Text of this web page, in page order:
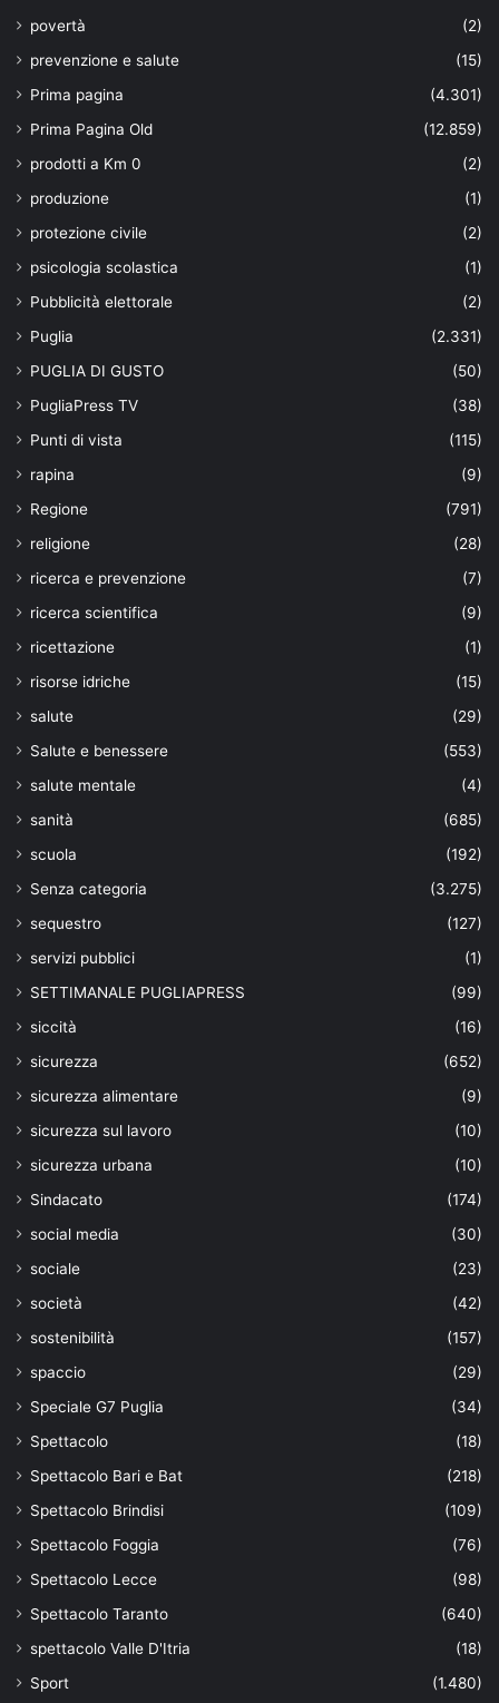
povertà
(2)
prevenzione e salute
(15)
Prima pagina
(4.301)
Prima Pagina Old
(12.859)
prodotti a Km 0
(2)
produzione
(1)
protezione civile
(2)
psicologia scolastica
(1)
Pubblicità elettorale
(2)
Puglia
(2.331)
PUGLIA DI GUSTO
(50)
PugliaPress TV
(38)
Punti di vista
(115)
rapina
(9)
Regione
(791)
religione
(28)
ricerca e prevenzione
(7)
ricerca scientifica
(9)
ricettazione
(1)
risorse idriche
(15)
salute
(29)
Salute e benessere
(553)
salute mentale
(4)
sanità
(685)
scuola
(192)
Senza categoria
(3.275)
sequestro
(127)
servizi pubblici
(1)
SETTIMANALE PUGLIAPRESS
(99)
siccità
(16)
sicurezza
(652)
sicurezza alimentare
(9)
sicurezza sul lavoro
(10)
sicurezza urbana
(10)
Sindacato
(174)
social media
(30)
sociale
(23)
società
(42)
sostenibilità
(157)
spaccio
(29)
Speciale G7 Puglia
(34)
Spettacolo
(18)
Spettacolo Bari e Bat
(218)
Spettacolo Brindisi
(109)
Spettacolo Foggia
(76)
Spettacolo Lecce
(98)
Spettacolo Taranto
(640)
spettacolo Valle D'Itria
(18)
Sport
(1.480)